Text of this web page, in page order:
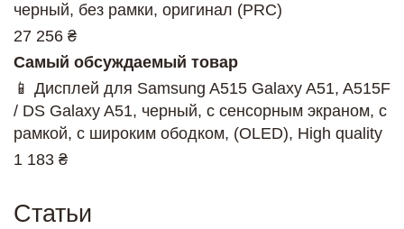
черный, без рамки, оригинал (PRC)
27 256 ₴
Самый обсуждаемый товар
📱 Дисплей для Samsung A515 Galaxy A51, A515F
/ DS Galaxy A51, черный, с сенсорным экраном, с
рамкой, с широким ободком, (OLED), High quality
1 183 ₴
Статьи